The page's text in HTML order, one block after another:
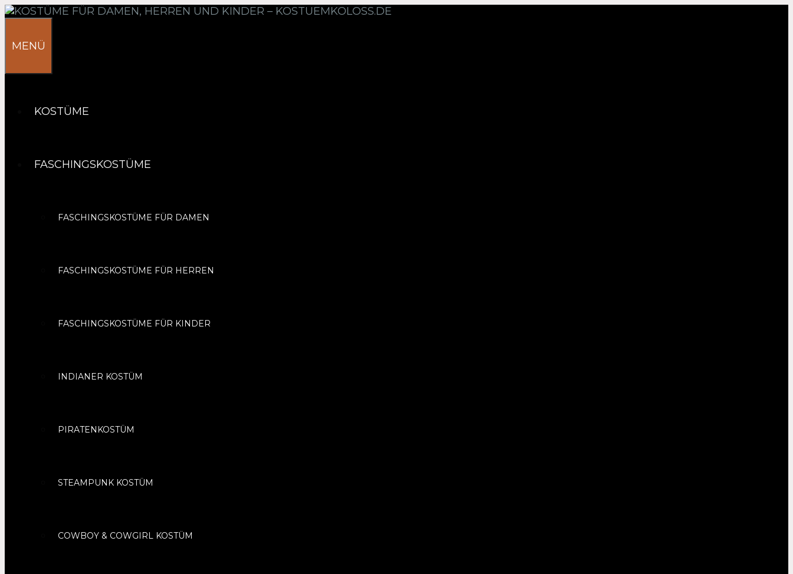
Springe
MENÜ
KOSTÜME
FASCHINGSKOSTÜME
FASCHINGSKOSTÜME FÜR DAMEN
FASCHINGSKOSTÜME FÜR HERREN
FASCHINGSKOSTÜME FÜR KINDER
INDIANER KOSTÜM
PIRATENKOSTÜM
STEAMPUNK KOSTÜM
COWBOY & COWGIRL KOSTÜM